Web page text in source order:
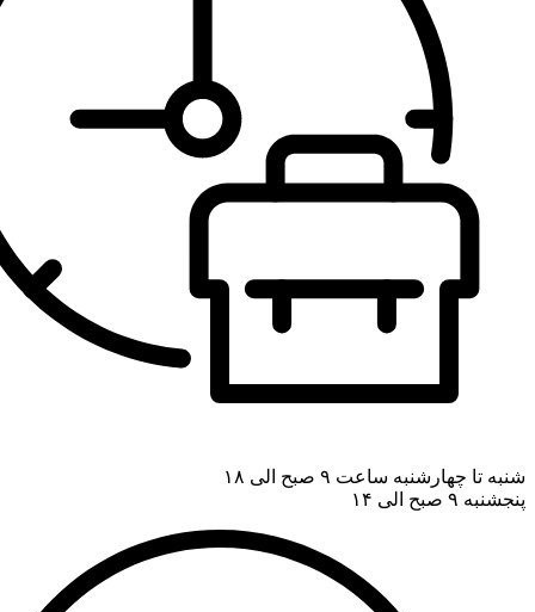
شنبه تا چهارشنبه ساعت ۹ صبح الی ۱۸
پنجشنبه ۹ صبح الی ۱۴